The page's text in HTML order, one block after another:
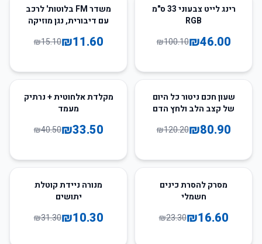
54
רינג לייט צבעוני 33 ס"מ
RGB
₪46.00
₪100.10
23
משדר FM בלוטות' לרכב
עם דיבורית, נגן מוזיקה
₪11.60
₪15.10
33
שעון חכם ניטור כל היום
של קצב הלב ולחץ הדם
₪80.90
₪120.20
17%מקלדת אלחוטית + נרתיק
מעמד
₪33.50
₪40.50
מסרק להסרת כינים
חשמלי
₪16.60
₪23.30
מנורה ניידת קוטלת
יתושים
₪10.30
₪31.30